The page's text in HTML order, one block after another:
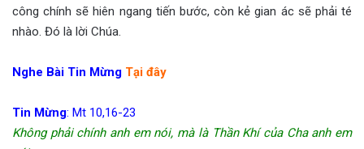
công chính sẽ hiên ngang tiến bước, còn kẻ gian ác sẽ phải té
nhào. Đó là lời Chúa.
Nghe Bài Tin Mừng Tại đây
Tin Mừng: Mt 10,16-23
Không phải chính anh em nói, mà là Thần Khí của Cha anh em